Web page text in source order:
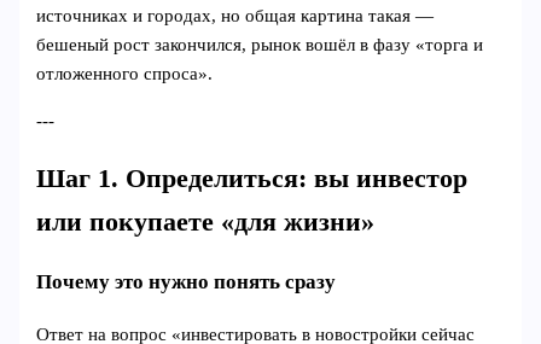
источниках и городах, но общая картина такая —
бешеный рост закончился, рынок вошёл в фазу «торга и
отложенного спроса».
---
Шаг 1. Определиться: вы инвестор
или покупаете «для жизни»
Почему это нужно понять сразу
Ответ на вопрос «инвестировать в новостройки сейчас